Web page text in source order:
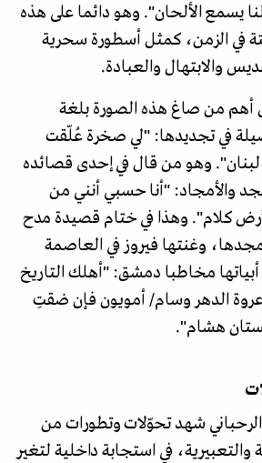
يسمع الألحان". وهو دائما على هذه
في الزمن، كمثل أسطورة سحرية
والابتهال والعبادة.
من صاغ هذه الصورة بلغة
في تجديدها: "لي صخرة عُلّقت
لبنان". وهو من قال في إحدى قصائده
والأمجاد: "أنا حسبي أنني من
كلام". وهذا في ختام قصيدة مدح
وغنتها فيروز في العاصمة
مخاطبا دمشق: "أهلك التاريخ
الدهر وسام/ أمويون فإن ضقتِ
هشام".
شهد تحوّلات وتطورات من
في استجابة داخلية لتغير